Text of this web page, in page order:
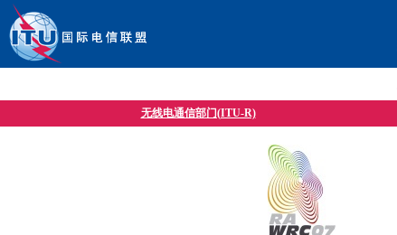
无线电通信部门(ITU-R)